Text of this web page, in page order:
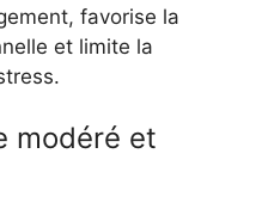
favorise la
et limite la
modéré et